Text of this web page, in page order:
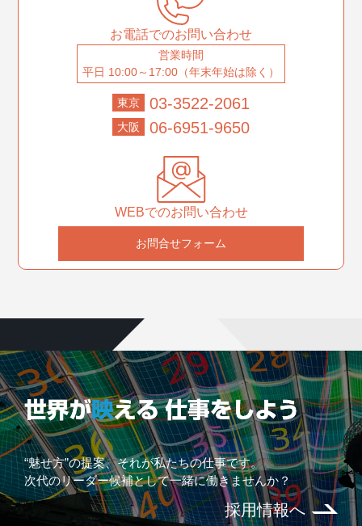
お電話でのお問い合わせ
営業時間
平日 10:00～17:00（年末年始は除く）
東京 03-3522-2061
大阪 06-6951-9650
WEBでのお問い合わせ
お問合せフォーム
“魅せ方”の提案、それが私たちの仕事です。
次代のリーダー候補として一緒に働きませんか？
採用情報へ